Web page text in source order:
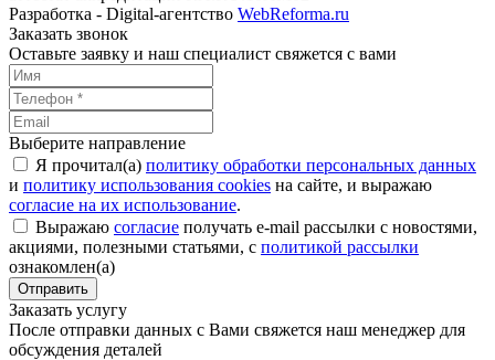
Разработка - Digital-агентство WebReforma.ru
Заказать звонок
Оставьте заявку и наш специалист свяжется с вами
Выберите направление
Я прочитал(а) политику обработки персональных данных
и политику использования cookies на сайте, и выражаю
согласие на их использование.
Выражаю согласие получать e-mail рассылки с новостями,
акциями, полезными статьями, с политикой рассылки
ознакомлен(а)
Отправить
Заказать услугу
После отправки данных с Вами свяжется наш менеджер для
обсуждения деталей